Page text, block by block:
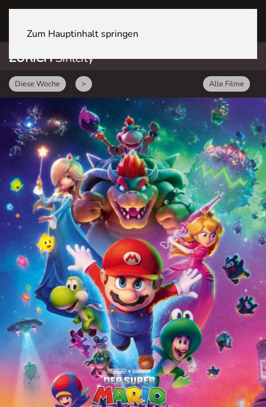
Zum Hauptinhalt springen
ZÜRICHSihlcity
Diese Woche > Alle Filme